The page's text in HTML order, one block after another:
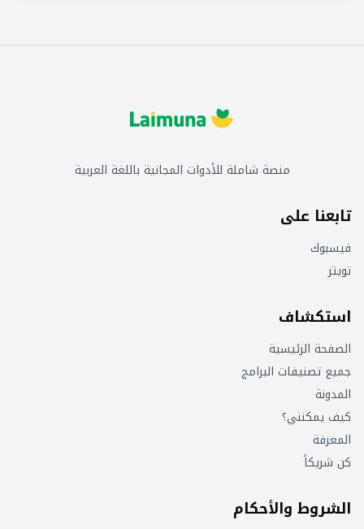
منصة شاملة للأدوات المجانية باللغة العربية
تابعنا على
فيسبوك
تويتر
استكشاف
الصفحة الرئيسية
جميع تصنيفات البرامج
المدونة
كيف يمكنني؟
المعرفة
كن شريكاً
الشروط والأحكام